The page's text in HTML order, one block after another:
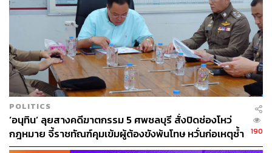
POLITICS
‘อนุทิน’ ลุยสางคดีฆาตกรรม 5 ศพชลบุรี สั่งปิดช่องโหว่
กฎหมาย จี้ราชทัณฑ์คุมเข้มผู้ต้องขังพ้นโทษ หวั่นก่อเหตุซ้ำ
รอย
190